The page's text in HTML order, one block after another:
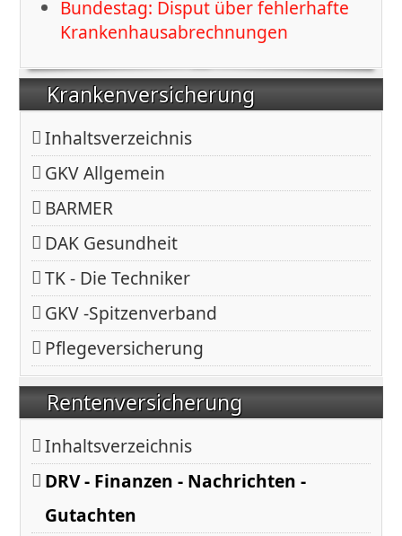
Bundestag: Disput über fehlerhafte
Krankenhausabrechnungen
Krankenversicherung
Inhaltsverzeichnis
GKV Allgemein
BARMER
DAK Gesundheit
TK - Die Techniker
GKV -Spitzenverband
Pflegeversicherung
Rentenversicherung
Inhaltsverzeichnis
DRV - Finanzen - Nachrichten -
Gutachten